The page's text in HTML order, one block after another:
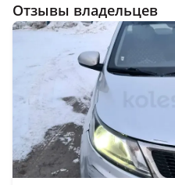
Отзывы владельцев